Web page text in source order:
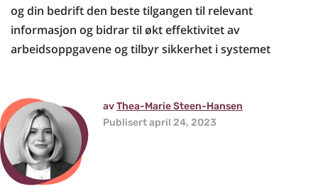
og din bedrift den beste tilgangen til relevant
informasjon og bidrar til økt effektivitet av
arbeidsoppgavene og tilbyr sikkerhet i systemet
avThea-Marie Steen-Hansen
Publisert april 24, 2023